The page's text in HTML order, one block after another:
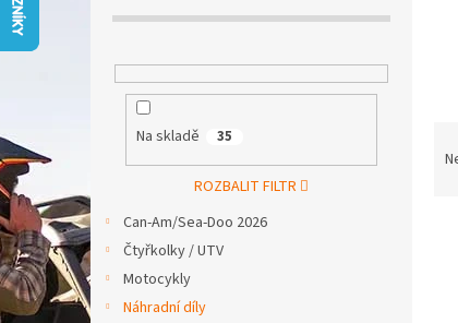
Na skladě 35
ROZBALIT FILTR
Can-Am/Sea-Doo 2026
Čtyřkolky / UTV
Motocykly
Náhradní díly